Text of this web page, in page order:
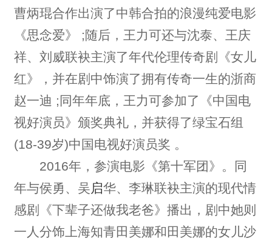
曹炳琨合作出演了中韩合拍的浪漫纯爱电影
《思念爱》 ;随后，王力可还与沈泰、王庆
祥、刘威联袂主演了年代伦理传奇剧《女儿
红》，并在剧中饰演了拥有传奇一生的浙商
赵一迪 ;同年年底，王力可参加了《中国电
视好演员》颁奖典礼，并获得了绿宝石组
(18-39岁)中国电视好演员奖 。
2016年，参演电影《第十军团》。同
年与侯勇、吴 启华、李琳联袂主演的现代情
感剧《下辈子还做我老爸》播出，剧中她则
一人分饰上海知青田美娜和田美娜的女儿沙